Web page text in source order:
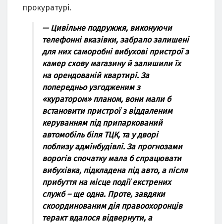
прокуратурі.
— Цивільне подружжя, виконуючи
телефонні вказівки, забрало залишені
для них саморобні вибухові пристрої з
камер схову магазину й залишили їх
на орендованій квартирі. За
попередньо узгодженим з
«куратором» планом, вони мали б
встановити пристрої з віддаленим
керуванням під припаркований
автомобіль біля ТЦК, та у дворі
поблизу адмінбудівлі. За прогнозами
ворогів спочатку мала б спрацювати
вибухівка, підкладена під авто, а після
прибуття на місце події екстрених
служб – ще одна. Проте, завдяки
скоординованим дія правоохоронців
теракт вдалося відвернути, а